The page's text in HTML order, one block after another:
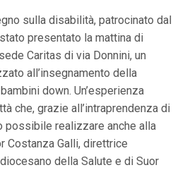
sulla disabilità, patrocinato dal
presentato la mattina di
Caritas di via Donnini, un
all’insegnamento della
down. Un’esperienza
che, grazie all’intraprendenza di
possibile realizzare anche alla
Costanza Galli, direttrice
della Salute e di Suor